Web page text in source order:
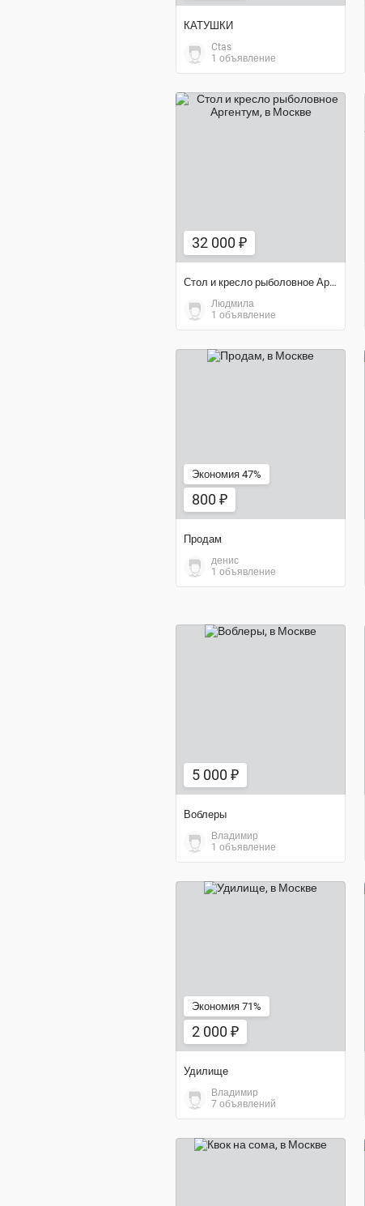
КАТУШКИ
Ctas
1 объявление
32 000 ₽
Стол и кресло рыболовное Аргентум
Людмила
1 объявление
Экономия 47%
800 ₽
Продам
денис
1 объявление
5 000 ₽
Воблеры
Владимир
1 объявление
Экономия 71%
2 000 ₽
Удилище
Владимир
7 объявлений